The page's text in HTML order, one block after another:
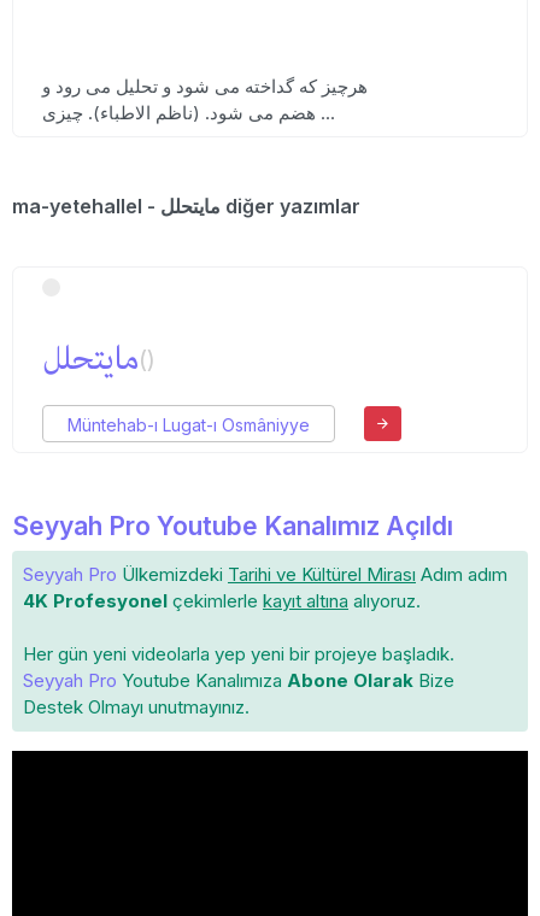
هرچیز که گداخته می شود و تحلیل می رود و
هضم می شود. (ناظم الاطباء). چیزی ...
ma-yetehallel - مایتحلل diğer yazımlar
ما‌یتحلل()
Müntehab-ı Lugat-ı Osmâniyye
Seyyah Pro Youtube Kanalımız Açıldı
Seyyah Pro Ülkemizdeki Tarihi ve Kültürel Mirası Adım adım
4K Profesyonel çekimlerle kayıt altına alıyoruz.
Her gün yeni videolarla yep yeni bir projeye başladık.
Seyyah Pro Youtube Kanalımıza Abone Olarak Bize
Destek Olmayı unutmayınız.